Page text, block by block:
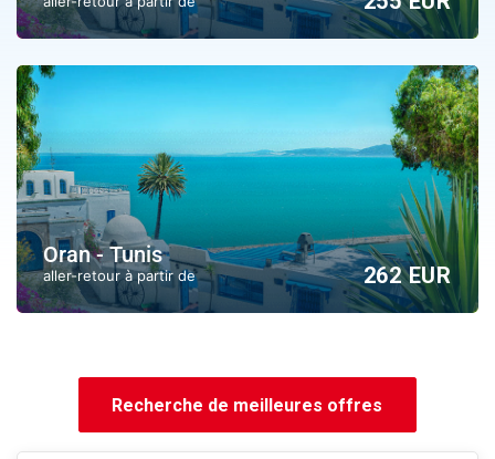
Oran - Tunis
aller-retour à partir de 262 EUR
Recherche de meilleures offres